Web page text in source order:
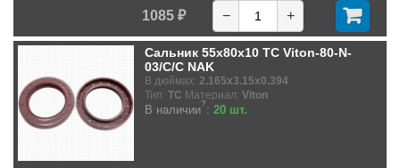
1085 ₽ − +
Сальник 55x80x10 TC Viton-80-N-
03/C/C NAK
В дюймах: 2.165x3.15x0.394
Тип: TC Материал: Viton
В наличии?: 20 шт.